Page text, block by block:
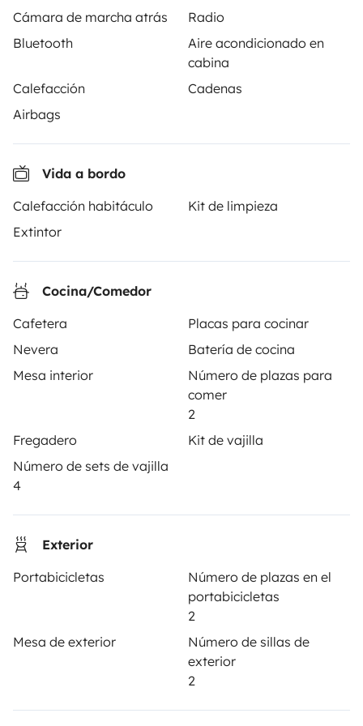
Cámara de marcha atrás
Radio
Bluetooth
Aire acondicionado en
cabina
Calefacción
Cadenas
Airbags
Vida a bordo
Calefacción habitáculo
Kit de limpieza
Extintor
Cocina/Comedor
Cafetera
Placas para cocinar
Nevera
Batería de cocina
Mesa interior
Número de plazas para
comer
2
Fregadero
Kit de vajilla
Número de sets de vajilla
4
Exterior
Portabicicletas
Número de plazas en el
portabicicletas
2
Mesa de exterior
Número de sillas de
exterior
2
alquiler de autocaravanas y furgonetas campers entre
particulares. La plataforma tiene el papel de
intermediario de confianza y propone una solución
llave en mano para unas vacaciones en total libertad y
seguridad.
Instagram
X PinterestFacebook
Tus primeros pasos en autocaravana
Las opiniones de nuestros usuarios
Ayuda viajero
Anunciar un vehículo
Contrato de alquiler
Asistencias de alquiler